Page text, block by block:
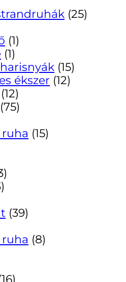
(25)
(1)
(1)
(15)
ékszer (12)
(12)
(75)
ruha (15)
(39)
ruha (8)